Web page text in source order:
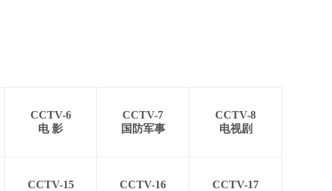
CCTV-6
电 影
CCTV-7
国防军事
CCTV-8
电视剧
CCTV-15
CCTV-16
CCTV-17